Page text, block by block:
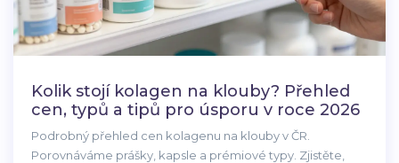
Kolik stojí kolagen na klouby? Přehled
cen, typů a tipů pro úsporu v roce 2026
Podrobný přehled cen kolagenu na klouby v ČR.
Porovnáváme prášky, kapsle a prémiové typy. Zjistěte,